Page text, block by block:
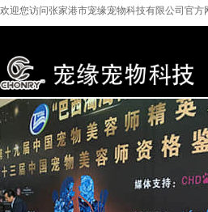
欢迎您访问张家港市宠缘宠物科技有限公司 官方